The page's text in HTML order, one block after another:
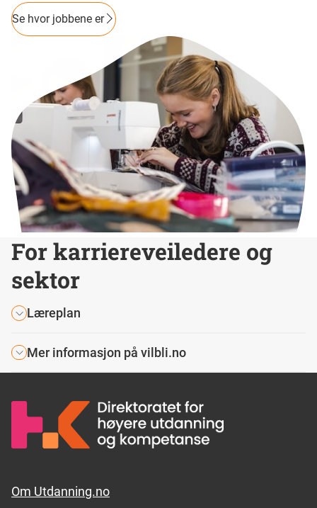
Se hvor jobbene er
For karriereveiledere og
sektor
Læreplan
Mer informasjon på vilbli.no
Footer links
Om Utdanning.no